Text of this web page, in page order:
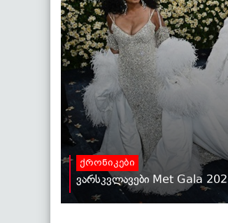
ქრონიკები
ვარსკვლავები Met Gala